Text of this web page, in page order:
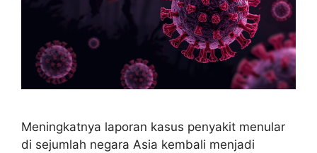
Meningkatnya laporan kasus penyakit menular
di sejumlah negara Asia kembali menjadi